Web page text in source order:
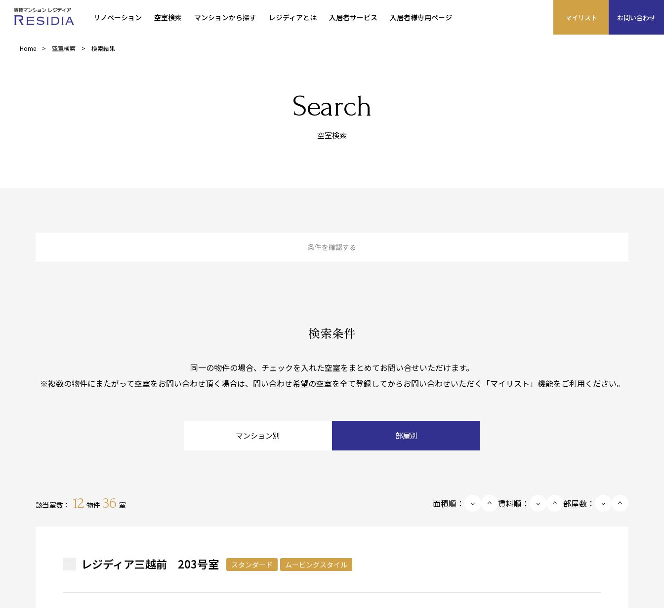
リノベーション 空室検索 マンションから探す レジディアとは 入居者サービス 入居者様専用ページ マイリスト お問い合わせ
Home 空室検索 検索結果
Search
空室検索
条件を確認する
検索条件
同一の物件の場合、チェックを入れた空室をまとめてお問い合せいただけます。
※複数の物件にまたがって空室をお問い合わせ頂く場合は、問い合わせ希望の空室を全て登録してからお問い合わせいただく「マイリスト」機能をご利用ください。
マンション別 部屋別
該当室数： 12 物件 36 室 面積順： 賃料順： 部屋数：
レジディア三越前 203号室 スタンダード ムービングスタイル